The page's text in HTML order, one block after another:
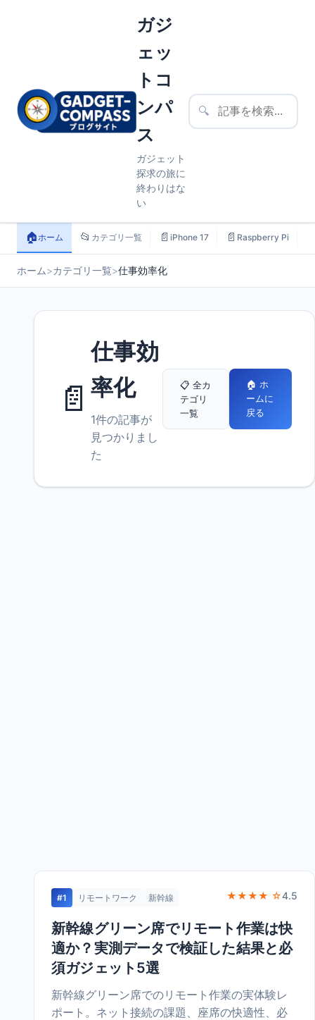
ガジ
ェッ
トコ
ンパ
ス
ガジェット
探求の旅に
終わりはな
い
🔍
🏠ホーム 📂 カテゴリ一覧 📄 iPhone 17 📄 Raspberry Pi
ホーム>カテゴリ一覧>仕事効率化
📄
仕事効
率化
1件の記事が
見つかりまし
た
📋 全カ
テゴリ
一覧
🏠 ホ
ームに
戻る
#1 リモートワーク 新幹線 ★★★★ ☆4.5
新幹線グリーン席でリモート作業は快
適か？実測データで検証した結果と必
須ガジェット5選
新幹線グリーン席でのリモート作業の実体験レ
ポート。ネット接続の課題、座席の快適性、必